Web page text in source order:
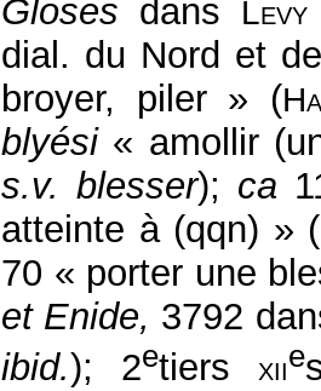
Gloses dans
dial. du Nord et
broyer, piler » (
blyési« amollir
s.v. blesser); ca
atteinte à (qqn) » (
70 « porter une
et Enide, 3792
ibid.); 2etiers xiie